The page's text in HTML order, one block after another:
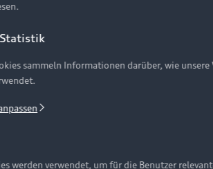
vorbehalten
Hinweisgebersystem
und Anordnung der Embleme
sammeln Informationen darüber, wie
werden verwendet, um für die Benutzer